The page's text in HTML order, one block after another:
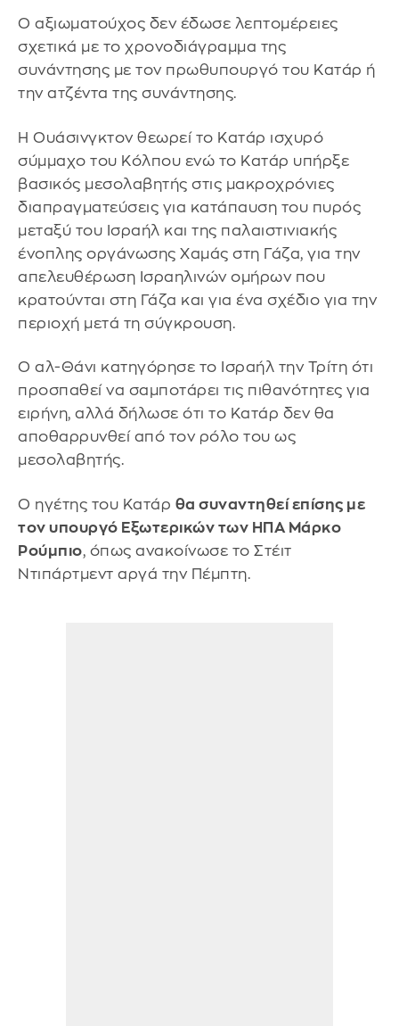
Ο αξιωματούχος δεν έδωσε λεπτομέρειες
σχετικά με το χρονοδιάγραμμα της
συνάντησης με τον πρωθυπουργό του Κατάρ ή
την ατζέντα της συνάντησης.
Η Ουάσινγκτον θεωρεί το Κατάρ ισχυρό
σύμμαχο του Κόλπου ενώ το Κατάρ υπήρξε
βασικός μεσολαβητής στις μακροχρόνιες
διαπραγματεύσεις για κατάπαυση του πυρός
μεταξύ του Ισραήλ και της παλαιστινιακής
ένοπλης οργάνωσης Χαμάς στη Γάζα, για την
απελευθέρωση Ισραηλινών ομήρων που
κρατούνται στη Γάζα και για ένα σχέδιο για την
περιοχή μετά τη σύγκρουση.
Ο αλ-Θάνι κατηγόρησε το Ισραήλ την Τρίτη ότι
προσπαθεί να σαμποτάρει τις πιθανότητες για
ειρήνη, αλλά δήλωσε ότι το Κατάρ δεν θα
αποθαρρυνθεί από τον ρόλο του ως
μεσολαβητής.
Ο ηγέτης του Κατάρ θα συναντηθεί επίσης με
τον υπουργό Εξωτερικών των ΗΠΑ Μάρκο
Ρούμπιο, όπως ανακοίνωσε το Στέιτ
Ντιπάρτμεντ αργά την Πέμπτη.